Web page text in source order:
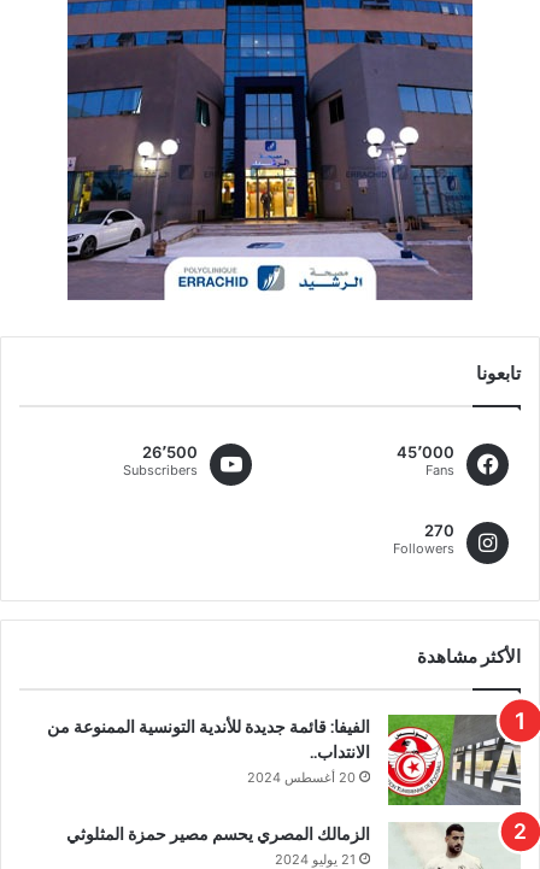
تابعونا
45٬000
Fans
26٬500
Subscribers
270
Followers
الأكثر مشاهدة
الفيفا: قائمة جديدة للأندية التونسية الممنوعة من
الانتداب..
20 أغسطس 2024
الزمالك المصري يحسم مصير حمزة المثلوثي
21 يوليو 2024